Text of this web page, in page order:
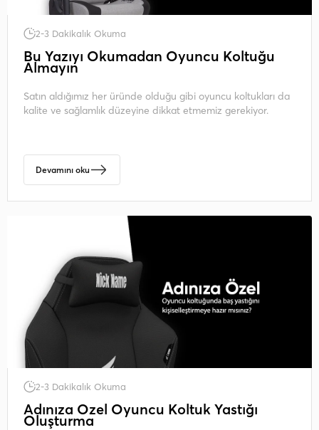
2-3 Dakikalık Okuma
Bu Yazıyı Okumadan Oyuncu Koltuğu
Almayın
Satın aldığımız her üründe olduğu gibi oyuncu koltukları da
kalite ve sağlamlık düzeyine dikkat etmemiz gerekiyor.
Devamını oku
2-3 Dakikalık Okuma
Adınıza Özel Oyuncu Koltuk Yastığı
Oluşturma